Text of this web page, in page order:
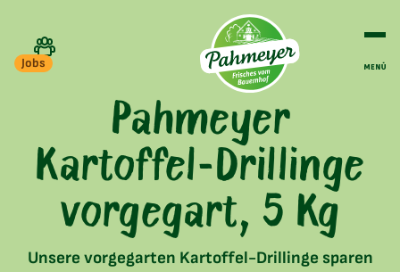
Jobs
Pahmeyer
Kartoffel-Drillinge
vorgegart, 5 Kg
Unsere vorgegarten Kartoffel-Drillinge sparen